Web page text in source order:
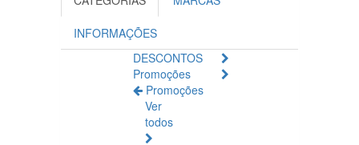
belezaINFORMAÇÕES
DESCONTOS
Promoções
Promoções
Ver
todos